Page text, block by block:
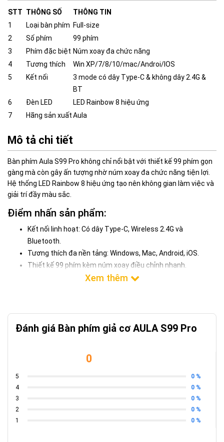
STT THÔNG SỐ
THÔNG TIN
1
Loại bàn phím Full-size
2
Số phím
99 phím
3
Phím đặc biệt Núm xoay đa chức năng
4
Tương thích
Win XP/7/8/10/mac/Androi/IOS
5
Kết nối
3 mode có dây Type-C & không dây 2.4G &
BT
6
Đèn LED
LED Rainbow 8 hiệu ứng
7
Hãng sản xuấtAula
Mô tả chi tiết
Bàn phím Aula S99 Pro không chỉ nổi bật với thiết kế 99 phím gọn
gàng mà còn gây ấn tượng nhờ núm xoay đa chức năng tiện lợi.
Hệ thống LED Rainbow 8 hiệu ứng tạo nên không gian làm việc và
giải trí đầy màu sắc.
Điểm nhấn sản phẩm:
Kết nối linh hoạt: Có dây Type-C, Wireless 2.4G và
Bluetooth.
Tương thích đa nền tảng: Windows, Mac, Android, iOS.
Thiết kế 99 phím kèm núm xoay điều chỉnh nhanh.
Phù hợp cho cả dân văn phòng và game thủ.
Đánh giá Bàn phím giả cơ AULA S99 Pro
0
5
0 %
4
0 %
3
0 %
2
0 %
1
0 %